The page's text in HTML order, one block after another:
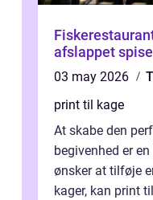
Fiskerestaurant frisk fisk, havudsigt
afslappet
03 may 2026
print til kage
At skabe den
begivenhed er
ønsker at tilføje
kager, kan print